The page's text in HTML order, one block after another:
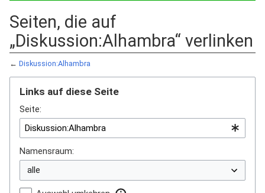
Seiten, die auf
„Diskussion:Alhambra“ verlinken
← Diskussion:Alhambra
Links auf diese Seite
Seite:
Namensraum: